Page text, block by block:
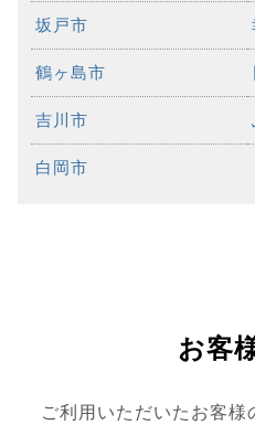
坂戸市
鶴ヶ島市
吉川市
白岡市
お客
ご利用いただいたお客様